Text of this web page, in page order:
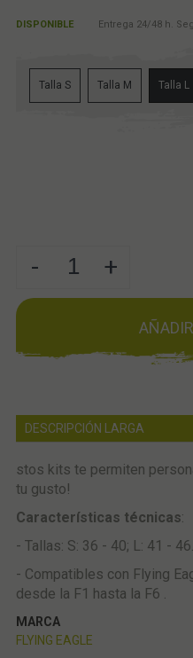
DISPONIBLE Entrega 24/48 h.
Talla S Talla M Talla L
- +
DESCRIPCIÓN LARGA
stos kits te permiten
tu gusto!
Características técnicas:
- Tallas: S: 36 - 40; L: 41 - 46.
- Compatibles con Flying
desde la F1 hasta la F6 .
MARCA
FLYING EAGLE